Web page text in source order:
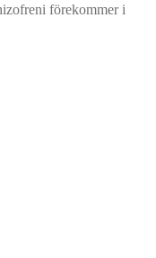
förekommer i